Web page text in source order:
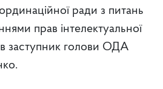
ради з питань
прав інтелектуальної
заступник голови ОДА